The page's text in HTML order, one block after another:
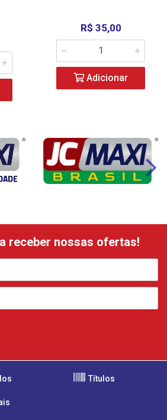
R$ 35,00
Adicionar
receber nossas ofertas!
Títulos